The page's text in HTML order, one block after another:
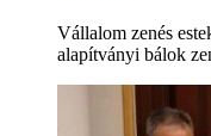
Vállalom zenés
alapítványi bálok